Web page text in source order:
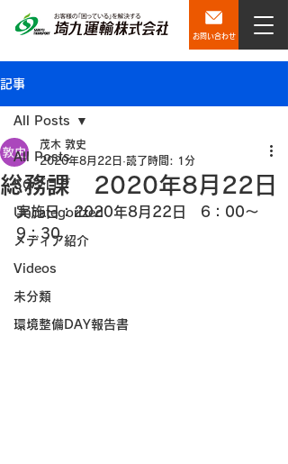
お問い合わせ
記事
All Posts
SQブログ
Uncategorized
メディア紹介
Videos
未分類
環境整備DAY報告書
All Posts
総務課 2020年8月22日
茂木 敦史
2020年8月22日 読了時間: 1分
実施日：2020年8月22日　6：00～
9：30